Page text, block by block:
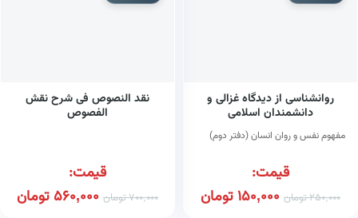
روانشناسی از دیدگاه غزالی و
دانشمندان اسلامی
مفهوم نفس و روان انسان (دفتر دوم)
قیمت:
250,000تومان 150,000تومان
نقد النصوص فی شرح نقش
الفصوص
قیمت:
700,000تومان 560,000 تومان